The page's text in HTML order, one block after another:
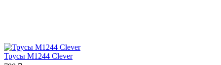
Трусы M1244 Clever